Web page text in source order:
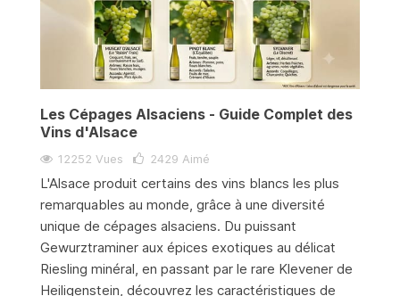
Les Cépages Alsaciens - Guide Complet des
Vins d'Alsace
12252 Vues 2429 Aimé
L'Alsace produit certains des vins blancs les plus
remarquables au monde, grâce à une diversité
unique de cépages alsaciens. Du puissant
Gewurztraminer aux épices exotiques au délicat
Riesling minéral, en passant par le rare Klevener de
Heiligenstein, découvrez les caractéristiques de